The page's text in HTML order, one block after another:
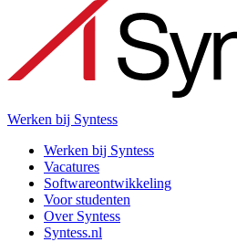
Werken bij Syntess
Werken bij Syntess
Vacatures
Softwareontwikkeling
Voor studenten
Over Syntess
Syntess.nl